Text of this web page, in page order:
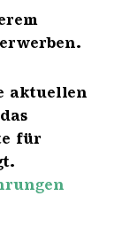
aktuellen
für